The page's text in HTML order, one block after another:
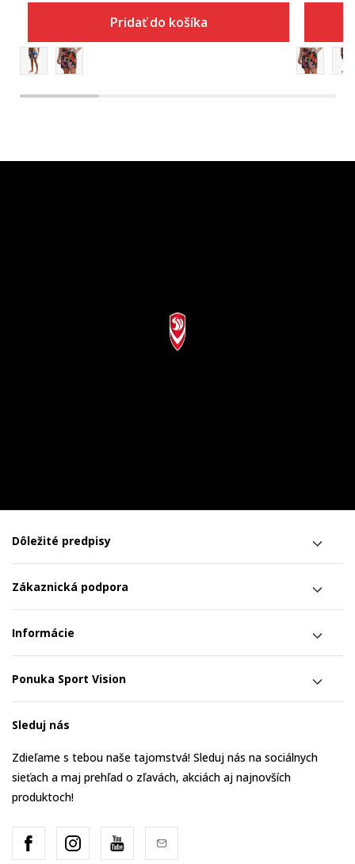
Pridať do košíka
Dôležité predpisy
Zákaznická podpora
Informácie
Ponuka Sport Vision
Sleduj nás
Zdieľame s tebou naše tajomstvá! Sleduj nás na sociálnych
sieťach a maj prehľad o zľavách, akciách aj najnovších
produktoch!